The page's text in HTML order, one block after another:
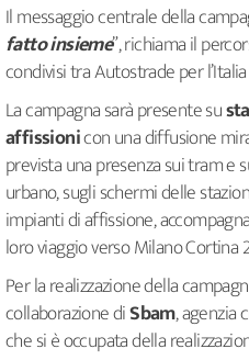
Il messaggio centrale della
fatto insieme”, richiama il
condivisi tra Autostrade per
La campagna sarà presente su
affissionicon una diffusione
prevista una presenza sui tram e
urbano, sugli schermi delle
impianti di affissione,
loro viaggio verso Milano Cortina
Per la realizzazione della
collaborazione diSbam, agenzia
che si è occupata della